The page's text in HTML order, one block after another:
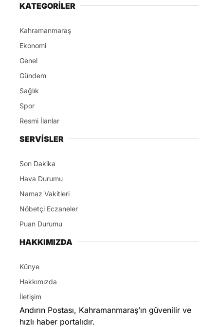
KATEGORİLER
Kahramanmaraş
Ekonomi
Genel
Gündem
Sağlık
Spor
Resmi İlanlar
SERVİSLER
Son Dakika
Hava Durumu
Namaz Vakitleri
Nöbetçi Eczaneler
Puan Durumu
HAKKIMIZDA
Künye
Hakkımızda
İletişim
Andırın Postası, Kahramanmaraş’ın güvenilir ve
hızlı haber portalıdır.